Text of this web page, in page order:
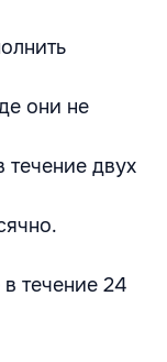
они не
течение двух
в течение 24